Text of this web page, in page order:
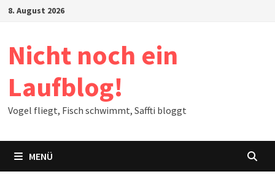
Zum8. August 2026
Nicht noch ein
Laufblog!
Vogel fliegt, Fisch schwimmt, Saffti bloggt
MENÜ